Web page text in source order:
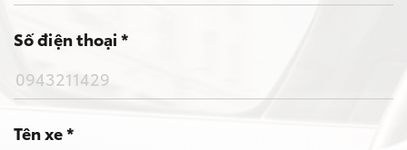
Giới thiệu
Khám phá Toyota Raize
Số điện thoại *
Tên xe *